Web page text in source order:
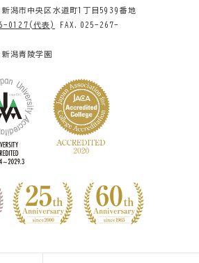
潟市中央区水道町1丁目5939番地
0127(代表)
FAX.025-267-
潟青陵学園